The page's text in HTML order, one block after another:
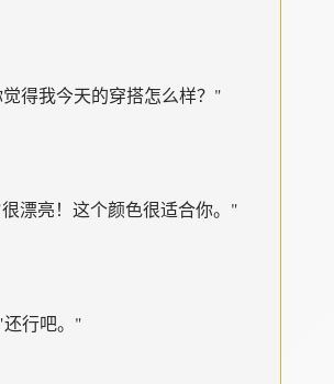
得我今天的穿搭怎么样？"
漂亮！这个颜色很适合你。"
行吧。"